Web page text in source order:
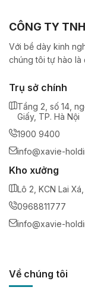
CÔNG TY
Với bề dày kinh
chúng tôi tự hào là
Trụ sở chính
Tầng 2, số 14,
Giấy, TP. Hà Nội
1900 9400
info@xavie-
Kho xưởng
Lô 2, KCN Lai
0968811777
info@xavie-
Về chúng tôi